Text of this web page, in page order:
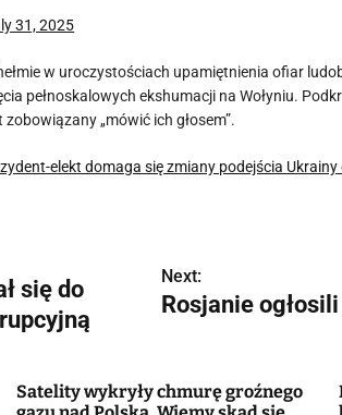
31, 2025
w uroczystościach upamiętnienia ofiar
pełnoskalowych ekshumacji na Wołyniu.
zobowiązany „mówić ich głosem”.
elekt domaga się zmiany podejścia
się do
Next:
Rosjanie
Satelity wykryły chmurę groźnego